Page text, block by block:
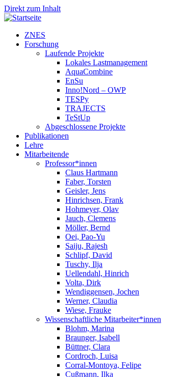
Direkt zum Inhalt
ZNES
Forschung
Laufende Projekte
Lokales Lastmanagement
AquaCombine
EnSu
Inno!Nord – OWP
TESPy
TRAJECTS
TeStUp
Abgeschlossene Projekte
Publikationen
Lehre
Mitarbeitende
Professor*innen
Claus Hartmann
Faber, Torsten
Geisler, Jens
Hinrichsen, Frank
Hohmeyer, Olav
Jauch, Clemens
Möller, Bernd
Oei, Pao-Yu
Saiju, Rajesh
Schlipf, David
Tuschy, Ilja
Uellendahl, Hinrich
Volta, Dirk
Wendiggensen, Jochen
Werner, Claudia
Wiese, Frauke
Wissenschaftliche Mitarbeiter*innen
Blohm, Marina
Braunger, Isabell
Büttner, Clara
Cordroch, Luisa
Corral-Montoya, Felipe
Cußmann, Ilka